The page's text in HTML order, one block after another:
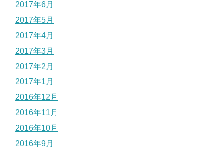
2017年6月
2017年5月
2017年4月
2017年3月
2017年2月
2017年1月
2016年12月
2016年11月
2016年10月
2016年9月